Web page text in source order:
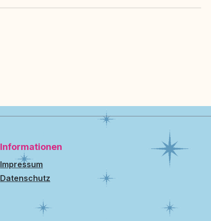
Informationen
Impressum
Datenschutz